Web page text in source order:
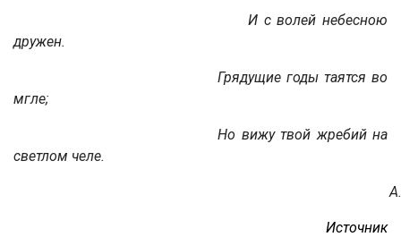
И с волей небесною
дружен.
Грядущие годы таятся во
мгле;
Но вижу твой жребий на
светлом челе.
Источник